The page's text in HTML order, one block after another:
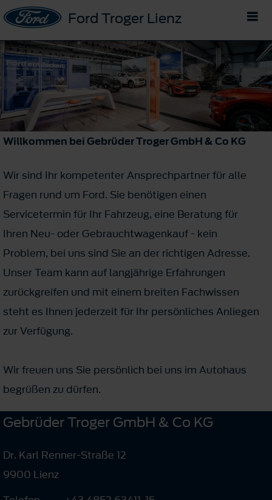
Ford Troger Lienz
Willkommen bei Gebrüder Troger GmbH & Co KG
Wir sind Ihr kompetenter Ansprechpartner für alle
Fragen rund um Ford. Sie benötigen einen
Servicetermin für Ihr Fahrzeug, eine Beratung für
Ihren Neu- oder Gebrauchtwagenkauf - kein
Problem, bei uns sind Sie an der richtigen Adresse.
Unser Team kann auf langjährige Erfahrungen
zurückgreifen und mit einem breiten Fachwissen
steht es Ihnen jederzeit für Ihr persönliches Anliegen
zur Verfügung.
Wir freuen uns Sie persönlich bei uns im Autohaus
begrüßen zu dürfen.
Gebrüder Troger GmbH & Co KG
Dr. Karl Renner-Straße 12
9900 Lienz